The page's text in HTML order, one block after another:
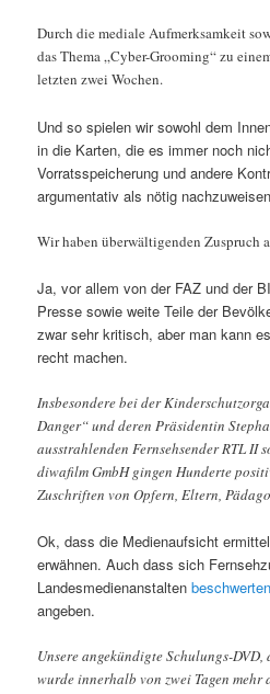
Durch die mediale Aufmerksamkeit
das Thema „Cyber-Grooming“ zu
letzten zwei Wochen.
Und so spielen wir sowohl dem
in die Karten, die es immer noch
Vorratsspeicherung und andere
argumentativ als nötig
Wir haben überwältigenden Zuspruch
Ja, vor allem von der FAZ und der
Presse sowie weite Teile der
zwar sehr kritisch, aber man kann
recht machen.
Insbesondere bei der
Danger“ und deren Präsidentin
ausstrahlenden Fernsehsender RTL II
diwafilm GmbH gingen Hunderte
Zuschriften von Opfern, Eltern,
Ok, dass die Medienaufsicht
erwähnen. Auch dass sich
Landesmedienanstaltenbeschwerten
angeben.
Unsere angekündigte Schulungs-
wurde innerhalb von zwei Tagen